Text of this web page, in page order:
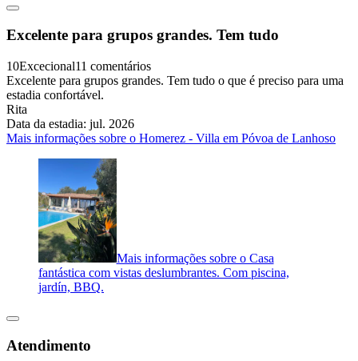
Excelente para grupos grandes. Tem tudo
10Excecional11 comentários
Excelente para grupos grandes. Tem tudo o que é preciso para uma
estadia confortável.
Rita
Data da estadia: jul. 2026
Mais informações sobre o Homerez - Villa em Póvoa de Lanhoso
Mais informações sobre o Casa
fantástica com vistas deslumbrantes. Com piscina,
jardín, BBQ.
Atendimento